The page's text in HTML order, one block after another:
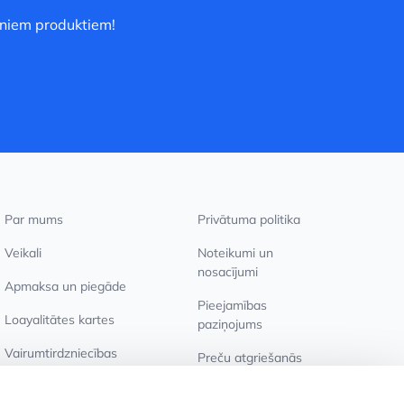
produktiem!
Par mums
Veikali
Apmaksa un piegāde
Loayalitātes kartes
Vairumtirdzniecības
Privātuma politika
Noteikumi un
nosacījumi
Pieejamības
paziņojums
Preču atgriešanās